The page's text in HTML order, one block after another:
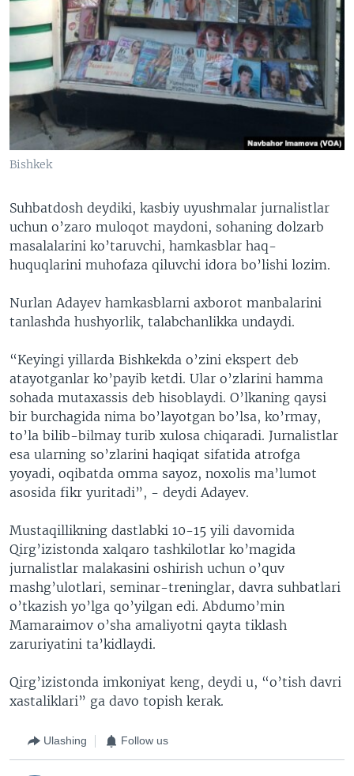
Bishkek
Suhbatdosh deydiki, kasbiy uyushmalar jurnalistlar
uchun o’zaro muloqot maydoni, sohaning dolzarb
masalalarini ko’taruvchi, hamkasblar haq-
huquqlarini muhofaza qiluvchi idora bo’lishi lozim.
Nurlan Adayev hamkasblarni axborot manbalarini
tanlashda hushyorlik, talabchanlikka undaydi.
“Keyingi yillarda Bishkekda o’zini ekspert deb
atayotganlar ko’payib ketdi. Ular o’zlarini hamma
sohada mutaxassis deb hisoblaydi. O’lkaning qaysi
bir burchagida nima bo’layotgan bo’lsa, ko’rmay,
to’la bilib-bilmay turib xulosa chiqaradi. Jurnalistlar
esa ularning so’zlarini haqiqat sifatida atrofga
yoyadi, oqibatda omma sayoz, noxolis ma’lumot
asosida fikr yuritadi”, - deydi Adayev.
Mustaqillikning dastlabki 10-15 yili davomida
Qirg’izistonda xalqaro tashkilotlar ko’magida
jurnalistlar malakasini oshirish uchun o’quv
mashg’ulotlari, seminar-treninglar, davra suhbatlari
o’tkazish yo’lga qo’yilgan edi. Abdumo’min
Mamaraimov o’sha amaliyotni qayta tiklash
zaruriyatini ta’kidlaydi.
Qirg’izistonda imkoniyat keng, deydi u, “o’tish davri
xastaliklari” ga davo topish kerak.
Ulashing Follow us